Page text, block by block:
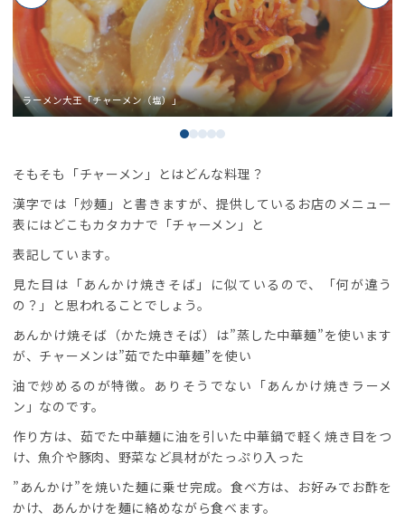
そもそも「チャーメン」とはどんな料理？
漢字では「炒麺」と書きますが、提供しているお店のメニュー
表にはどこもカタカナで「チャーメン」と
表記しています。
見た目は「あんかけ焼きそば」に似ているので、「何が違う
の？」と思われることでしょう。
あんかけ焼そば（かた焼きそば）は”蒸した中華麺”を使います
が、チャーメンは”茹でた中華麺”を使い
油で炒めるのが特徴。ありそうでない「あんかけ焼きラーメ
ン」なのです。
作り方は、茹でた中華麺に油を引いた中華鍋で軽く焼き目をつ
け、魚介や豚肉、野菜など具材がたっぷり入った
”あんかけ”を焼いた麺に乗せ完成。食べ方は、お好みでお酢を
かけ、あんかけを麺に絡めながら食べます。